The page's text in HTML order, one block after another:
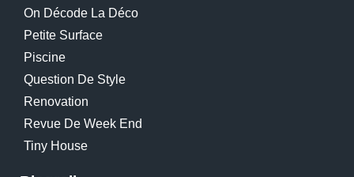
On Décode La Déco
Petite Surface
Piscine
Question De Style
Renovation
Revue De Week End
Tiny House